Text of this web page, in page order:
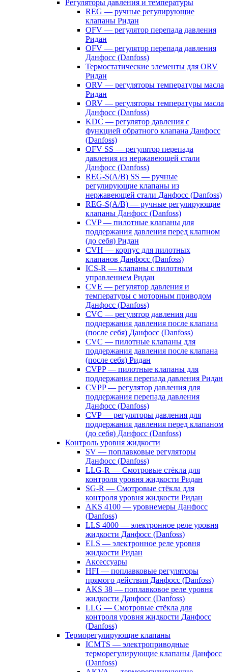
Регуляторы давления и температуры
REG — ручные регулирующие
клапаны Ридан
OFV — регулятор перепада давления
Ридан
OFV — регулятор перепада давления
Данфосс (Danfoss)
Термостатические элементы для ORV
Ридан
ORV — регуляторы температуры масла
Ридан
ORV — регуляторы температуры масла
Данфосс (Danfoss)
KDC — регулятор давления с
функцией обратного клапана Данфосс
(Danfoss)
OFV SS — регулятор перепада
давления из нержавеющей стали
Данфосс (Danfoss)
REG-S(A/B) SS — ручные
регулирующие клапаны из
нержавеющей стали Данфосс (Danfoss)
REG-S(A/B) — ручные регулирующие
клапаны Данфосс (Danfoss)
CVP — пилотные клапаны для
поддержания давления перед клапном
(до себя) Ридан
CVH — корпус для пилотных
клапанов Данфосс (Danfoss)
ICS-R — клапаны с пилотным
управлением Ридан
CVE — регулятор давления и
температуры с моторным приводом
Данфосс (Danfoss)
CVС — регулятор давления для
поддержания давления после клапана
(после себя) Данфосс (Danfoss)
CVС — пилотные клапаны для
поддержания давления после клапана
(после себя) Ридан
CVPP — пилотные клапаны для
поддержания перепада давления Ридан
CVPP — регулятор давления для
поддержания перепада давления
Данфосс (Danfoss)
CVP — регуляторы давления для
поддержания давления перед клапаном
(до себя) Данфосс (Danfoss)
Контроль уровня жидкости
SV — поплавковые регуляторы
Данфосс (Danfoss)
LLG-R — Смотровые стёкла для
контроля уровня жидкости Ридан
SG-R — Смотровые стёкла для
контроля уровня жидкости Ридан
AKS 4100 — уровнемеры Данфосс
(Danfoss)
LLS 4000 — электронное реле уровня
жидкости Данфосс (Danfoss)
ELS — электронное реле уровня
жидкости Ридан
Аксессуары
HFI — поплавковые регуляторы
прямого действия Данфосс (Danfoss)
AKS 38 — поплавковое реле уровня
жидкости Данфосс (Danfoss)
LLG — Смотровые стёкла для
контроля уровня жидкости Данфосс
(Danfoss)
Терморегулирующие клапаны
ICMTS — электроприводные
терморегулирующие клапаны Данфосс
(Danfoss)